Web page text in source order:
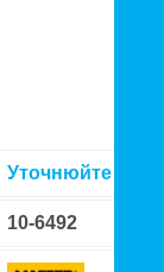
Уточнюйте ціну
10-6492